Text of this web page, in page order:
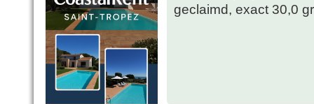
geclaimd, exact 30,0